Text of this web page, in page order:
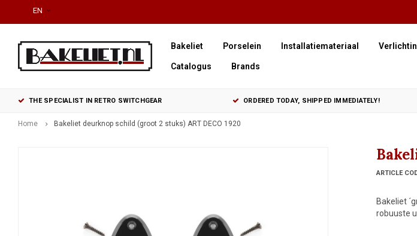
EN
Bakeliet Porselein Installatiemateriaal
Catalogus Brands
THE SPECIALIST IN RETRO SWITCHGEAR ORDERED TODAY, SHIPPED IMMEDIATELY!
Home Bakeliet deurknop schild (groot 2 stuks) ART DECO 1920
ARTICLE
Bakeliet
robuuste